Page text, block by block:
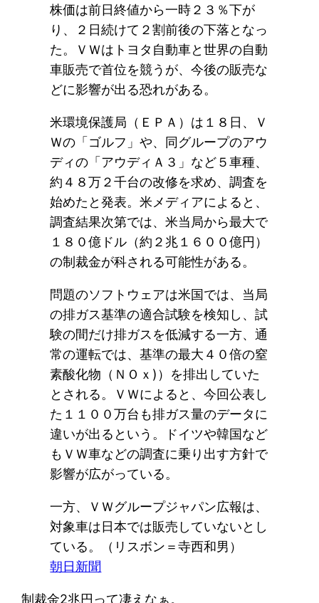
株価は前日終値から一時２３％下が
り、２日続けて２割前後の下落となっ
た。ＶＷはトヨタ自動車と世界の自動
車販売で首位を競うが、今後の販売な
どに影響が出る恐れがある。
米環境保護局（ＥＰＡ）は１８日、Ｖ
Ｗの「ゴルフ」や、同グループのアウ
ディの「アウディＡ３」など５車種、
約４８万２千台の改修を求め、調査を
始めたと発表。米メディアによると、
調査結果次第では、米当局から最大で
１８０億ドル（約２兆１６００億円）
の制裁金が科される可能性がある。
問題のソフトウェアは米国では、当局
の排ガス基準の適合試験を検知し、試
験の間だけ排ガスを低減する一方、通
常の運転では、基準の最大４０倍の窒
素酸化物（ＮＯｘ)）を排出していた
とされる。ＶＷによると、今回公表し
た１１００万台も排ガス量のデータに
違いが出るという。ドイツや韓国など
もＶＷ車などの調査に乗り出す方針で
影響が広がっている。
一方、ＶＷグループジャパン広報は、
対象車は日本では販売していないとし
ている。（リスボン＝寺西和男）
朝日新聞
制裁金2兆円って凄えなぁ。